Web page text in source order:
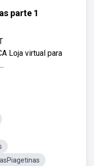
parte 1
Loja virtual para